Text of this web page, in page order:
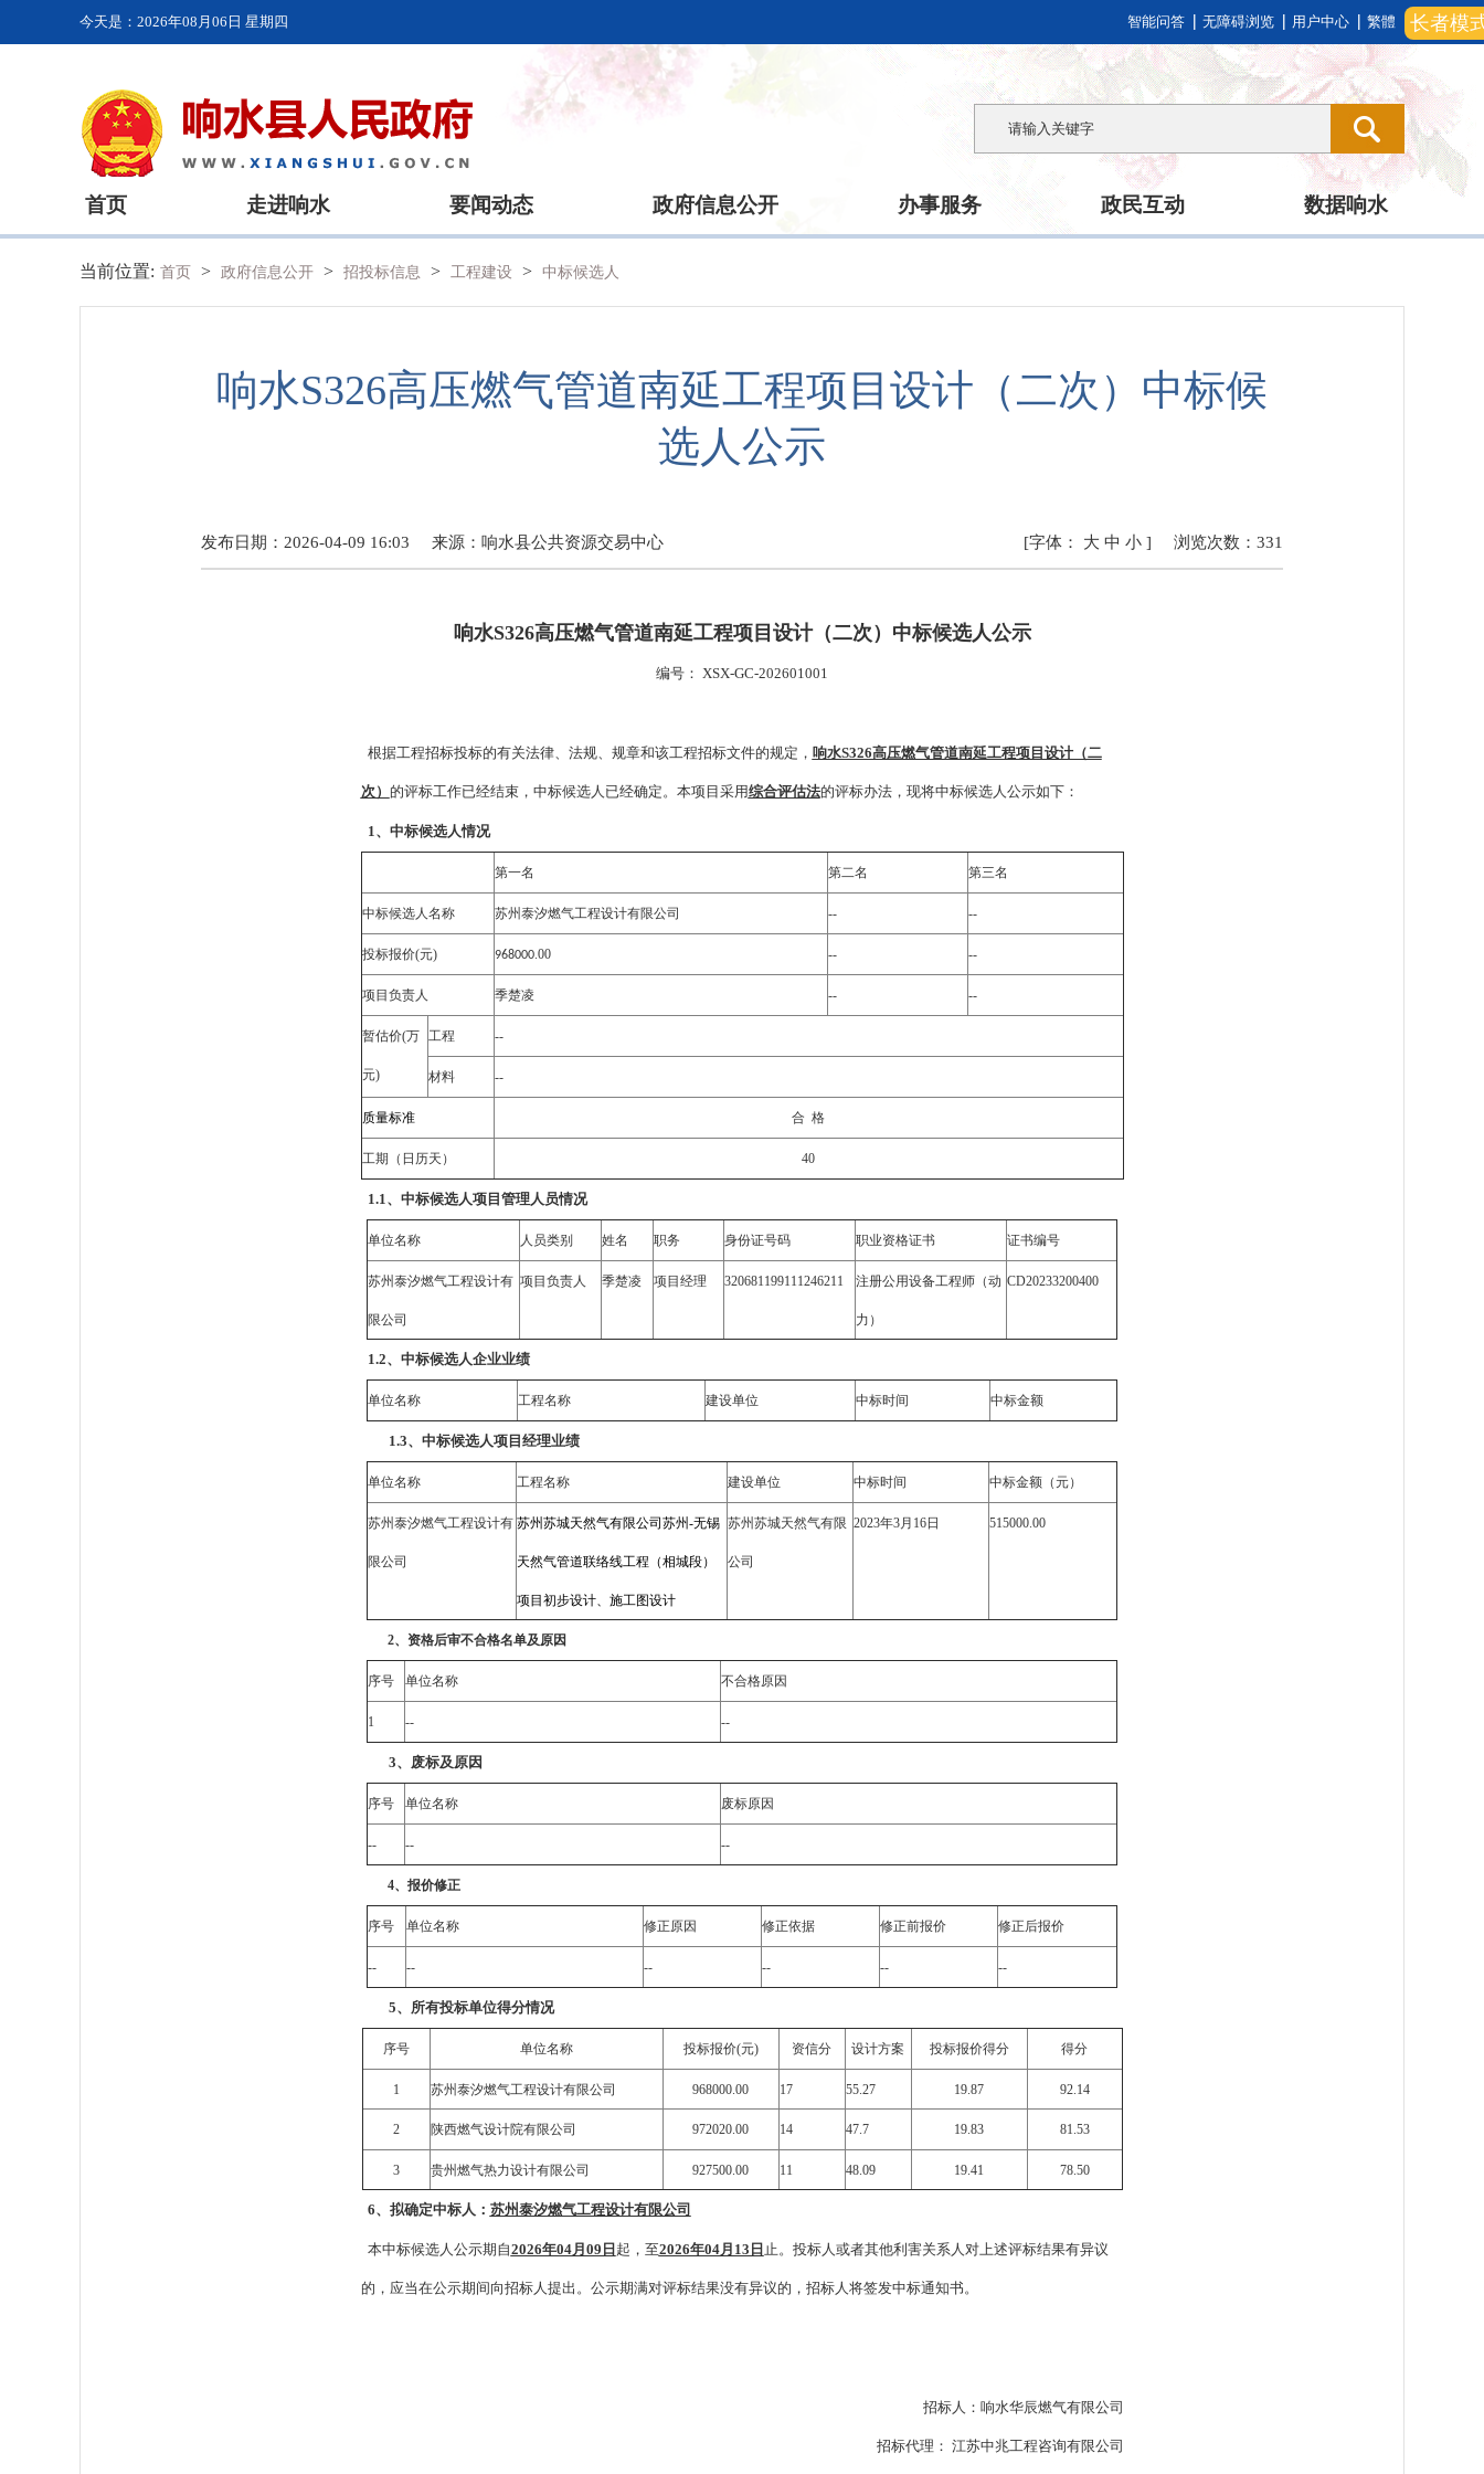
长者模
今天是： 2026年08月06日 星期四 智能问答 无障碍浏览 用户中心 繁體
首页 走进响水 要闻动态 政府信息公开 办事服务 政民互动 数据响水
当前位置: 首页 > 政府信息公开 > 招投标信息 > 工程建设 > 中标候选人
响水S326高压燃气管道南延工程项目设计（二次）中标候
选人公示
发布日期：2026-04-09 16:03 来源： 响水县公共资源交易中心 浏览次数： 331
[字体： 大 中 小 ]
响水S326高压燃气管道南延工程项目设计（二次） 中标候选人公示
编号： XSX-GC-202601001
根据工程招标投标的有关法律、法规、规章和该工程招标文件的规定， 响水S326高压燃气管道南延工程项目设计（二
次） 的评标工作已经结束，中标候选人已经确定。本项目采用综合评估法的评标办法，现将中标候选人公示如下：
1、中标候选人情况
第一名 第二名 第三名
中标候选人名称 苏州泰汐燃气工程设计有限公司 -- --
投标报价(元) 968000.00 -- --
项目负责人 季楚凌 -- --
暂估价(万
元)
工程 --
材料 --
质量标准 合 格
工期（日历天） 40
1.1、中标候选人项目管理人员情况
单位名称 人员类别 姓名 职务 身份证号码 职业资格证书 证书编号
苏州泰汐燃气工程设计有
限公司
项目负责人 季楚凌 项目经理 320681199111246211 注册公用设备工程师（动
力）
CD20233200400
1.2、中标候选人企业业绩
单位名称 工程名称 建设单位 中标时间 中标金额
1.3、中标候选人项目经理业绩
单位名称 工程名称 建设单位 中标时间 中标金额 （元）
苏州泰汐燃气工程设计有
限公司
苏州苏城天然气有限公司苏州-无锡
天然气管道联络线工程（相城段）
项目初步设计、施工图设计
苏州苏城天然气有限
公司
2023年3月16日 515000.00
2、资格后审不合格名单及原因
序号 单位名称 不合格原因
1 -- --
3、废标及原因
序号 单位名称 废标原因
-- -- --
4、报价修正
序号 单位名称 修正原因 修正依据 修正前报价 修正后报价
-- -- -- -- -- --
5、所有投标单位得分情况
序号 单位名称 投标报价(元) 资信分 设计方案 投标报价得分 得分
1 苏州泰汐燃气工程设计有限公司 968000.00 17 55.27 19.87 92.14
2 陕西燃气设计院有限公司 972020.00 14 47.7 19.83 81.53
3 贵州燃气热力设计有限公司 927500.00 11 48.09 19.41 78.50
6、拟确定中标人： 苏州泰汐燃气工程设计有限公司
本中标候选人公示期自2026年04月09日 起，至2026年04月13日 止。投标人或者其他利害关系人对上述评标结果有异议
的，应当在公示期间向招标人提出。公示期满对评标结果没有异议的，招标人将签发中标通知书。
招标人： 响水华辰燃气有限公司
招标代理： 江苏中兆工程咨询有限公司